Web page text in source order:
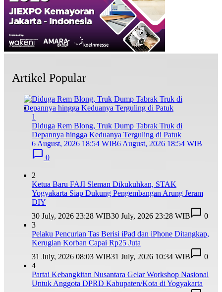
Artikel Popular
1
Diduga Rem Blong, Truk Dump Tabrak Truk di
Depannya hingga Keduanya Terguling di Patuk
6 August, 2026 18:54 WIB6 August, 2026 18:54 WIB
0
2
Ketua Baru FAJI Sleman Dikukuhkan, STAK
Yogyakarta Siap Dukung Pengembangan Arung Jeram
DIY
30 July, 2026 23:28 WIB30 July, 2026 23:28 WIB
0
3
Pelaku Pencurian Tas Berisi iPad dan iPhone Ditangkap,
Kerugian Korban Capai Rp25 Juta
31 July, 2026 08:03 WIB31 July, 2026 10:34 WIB
0
4
Partai Kebangkitan Nusantara Gelar Workshop Nasional
Untuk Anggota DPRD Kabupaten/Kota di Yogyakarta